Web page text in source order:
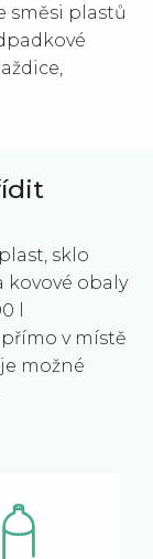
směsi plastů
sklo
kovové obaly
l
v místě
možné